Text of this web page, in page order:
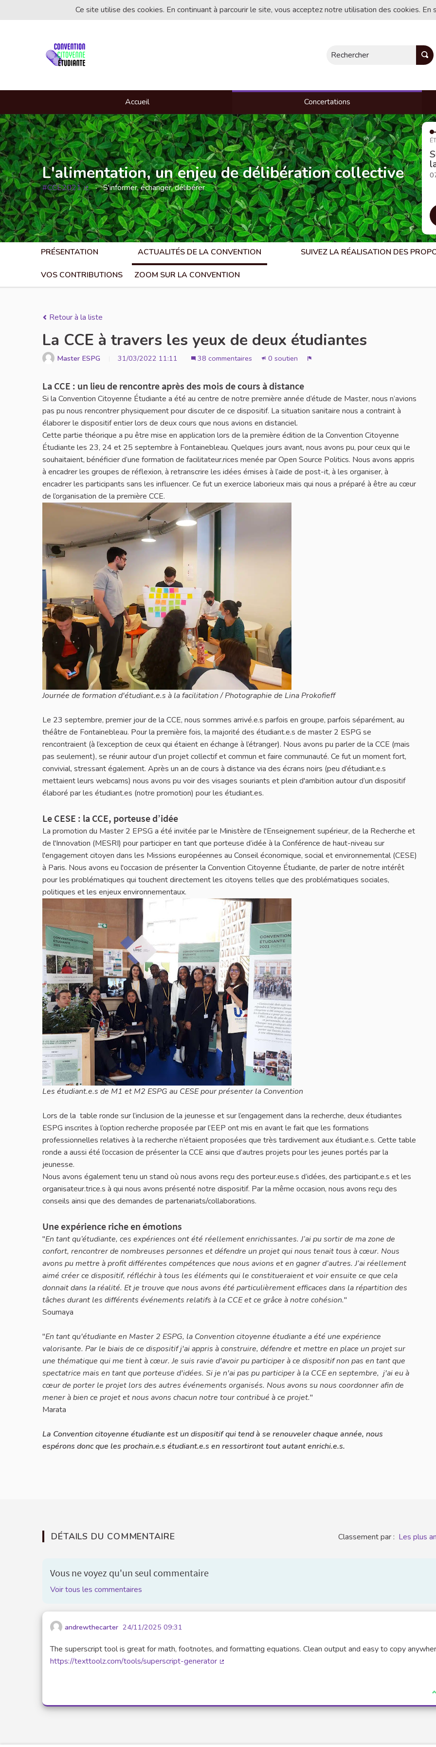
Ce site utilise des cookies. En continuant à parcourir le site, vous acceptez notre utilisation des cookies.
Rechercher
Accueil Concertations
L'alimentation, un enjeu de délibération collective
#CCE2021
(Lien externe)
S'informer, échanger, délibérer
PRÉSENTATION ACTUALITÉS DE LA CONVENTION SUIVEZ LA RÉALISATION DES
VOS CONTRIBUTIONS ZOOM SUR LA CONVENTION
Retour à la liste
La CCE à travers les yeux de deux étudiantes
Master ESPG 31/03/2022 11:11 38 commentaires 0 soutien
La CCE : un lieu de rencontre après des mois de cours à distance
Si la Convention Citoyenne Étudiante a été au centre de notre première année d’étude de Master, nous n’avions
pas pu nous rencontrer physiquement pour discuter de ce dispositif. La situation sanitaire nous a contraint à
élaborer le dispositif entier lors de deux cours que nous avions en distanciel.
Cette partie théorique a pu être mise en application lors de la première édition de la Convention Citoyenne
Étudiante les 23, 24 et 25 septembre à Fontainebleau. Quelques jours avant, nous avons pu, pour ceux qui le
souhaitaient, bénéficier d’une formation de facilitateur.rices menée par Open Source Politics. ​​Nous avons appris
à encadrer les groupes de réflexion, à retranscrire les idées émises à l’aide de post-it, à les organiser, à
encadrer les participants sans les influencer. Ce fut un exercice laborieux mais qui nous a préparé à être au cœur
de l’organisation de la première CCE.
Journée de formation d'étudiant.e.s à la facilitation / Photographie de Lina Prokofieff
Le 23 septembre, premier jour de la CCE, nous sommes arrivé.e.s parfois en groupe, parfois séparément, au
théâtre de Fontainebleau. Pour la première fois, la majorité des étudiant.e.s de master 2 ESPG se
rencontraient (à l’exception de ceux qui étaient en échange à l’étranger). Nous avons pu parler de la CCE (mais
pas seulement), se réunir autour d’un projet collectif et commun et faire communauté. Ce fut un moment fort,
convivial, stressant également. Après un an de cours à distance via des écrans noirs (peu d’étudiant.e.s
mettaient leurs webcams) nous avons pu voir des visages souriants et plein d'ambition autour d’un dispositif
élaboré par les étudiant.es (notre promotion) pour les étudiant.es.
Le CESE : la CCE, porteuse d’idée
La promotion du Master 2 EPSG a été invitée par le Ministère de l'Enseignement supérieur, de la Recherche et
de l'Innovation (MESRI) pour participer en tant que porteuse d’idée à la Conférence de haut-niveau sur
l'engagement citoyen dans les Missions européennes au Conseil économique, social et environnemental (CESE)
à Paris. Nous avons eu l'occasion de présenter la Convention Citoyenne Étudiante, de parler de notre intérêt
pour les problématiques qui touchent directement les citoyens telles que des problématiques sociales,
politiques et les enjeux environnementaux.
Les étudiant.e.s de M1 et M2 ESPG au CESE pour présenter la Convention
Lors de la table ronde sur l’inclusion de la jeunesse et sur l’engagement dans la recherche, deux étudiantes
ESPG inscrites à l’option recherche proposée par l’EEP ont mis en avant le fait que les formations
professionnelles relatives à la recherche n’étaient proposées que très tardivement aux étudiant.e.s. Cette table
ronde a aussi été l’occasion de présenter la CCE ainsi que d’autres projets pour les jeunes portés par la
jeunesse.
Nous avons également tenu un stand où nous avons reçu des porteur.euse.s d’idées, des participant.e.s et les
organisateur.trice.s à qui nous avons présenté notre dispositif. Par la même occasion, nous avons reçu des
conseils ainsi que des demandes de partenariats/collaborations.
Une expérience riche en émotions
"En tant qu’étudiante, ces expériences ont été réellement enrichissantes. J’ai pu sortir de ma zone de
confort, rencontrer de nombreuses personnes et défendre un projet qui nous tenait tous à cœur. Nous
avons pu mettre à profit différentes compétences que nous avions et en gagner d’autres. J’ai réellement
aimé créer ce dispositif, réfléchir à tous les éléments qui le constitueraient et voir ensuite ce que cela
donnait dans la réalité. Et je trouve que nous avons été particulièrement efficaces dans la répartition des
tâches durant les différents événements relatifs à la CCE et ce grâce à notre cohésion."
Soumaya
"En tant qu'étudiante en Master 2 ESPG, la Convention citoyenne étudiante a été une expérience
valorisante. Par le biais de ce dispositif j'ai appris à construire, défendre et mettre en place un projet sur
une thématique qui me tient à cœur. Je suis ravie d'avoir pu participer à ce dispositif non pas en tant que
spectatrice mais en tant que porteuse d'idées. Si je n'ai pas pu participer à la CCE en septembre, j'ai eu à
cœur de porter le projet lors des autres événements organisés. Nous avons su nous coordonner afin de
mener à bien ce projet et nous avons chacun notre tour contribué à ce projet."
Marata
La Convention citoyenne étudiante est un dispositif qui tend à se renouveler chaque année, nous
espérons donc que les prochain.e.s étudiant.e.s en ressortiront tout autant enrichi.e.s.
DÉTAILS DU COMMENTAIRE Classement par : Les plus
Vous ne voyez qu'un seul commentaire
Voir tous les commentaires
andrewthecarter 24/11/2025 09:31
The superscript tool is great for math, footnotes, and formatting equations. Clean output and easy to copy
https://texttoolz.com/tools/superscript-generator